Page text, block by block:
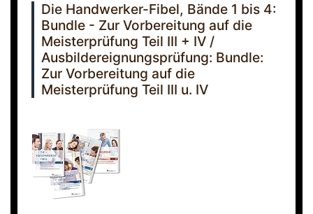
Die Handwerker-Fibel, Bände 1 bis 4:
Bundle - Zur Vorbereitung auf die
Meisterprüfung Teil III + IV /
Ausbildereignungsprüfung: Bundle:
Zur Vorbereitung auf die
Meisterprüfung Teil III u. IV